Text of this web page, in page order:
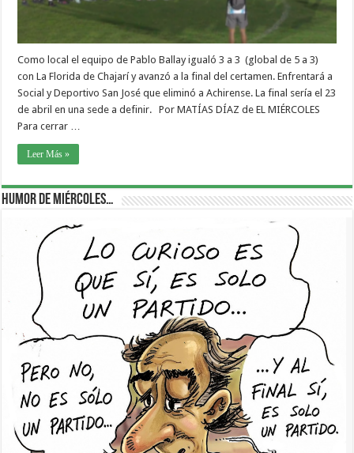
Como local el equipo de Pablo Ballay igualó 3 a 3 (global de 5 a 3)
con La Florida de Chajarí y avanzó a la final del certamen. Enfrentará a
Social y Deportivo San José que eliminó a Achirense. La final sería el 23
de abril en una sede a definir. Por MATÍAS DÍAZ de EL MIÉRCOLES
Para cerrar …
Leer Más »
Humor de Miércoles…